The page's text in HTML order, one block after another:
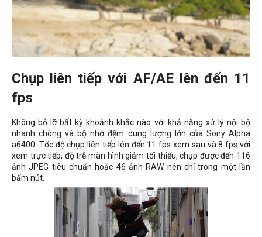
Chụp liên tiếp với AF/AE lên đến 11
fps
Không bỏ lỡ bất kỳ khoảnh khắc nào với khả năng xử lý nội bộ
nhanh chóng và bộ nhớ đệm dung lượng lớn của Sony Alpha
a6400. Tốc độ chụp liên tiếp lên đến 11 fps xem sau và 8 fps với
xem trực tiếp, độ trễ màn hình giảm tối thiểu, chụp được đến 116
ảnh JPEG tiêu chuẩn hoặc 46 ảnh RAW nén chỉ trong một lần
bấm nút.